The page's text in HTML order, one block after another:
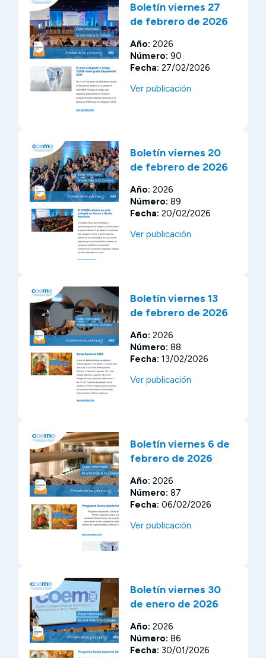
Boletín viernes 27
de febrero de 2026
Año: 2026
Número: 90
Fecha: 27/02/2026
Ver publicación
Boletín viernes 20
de febrero de 2026
Año: 2026
Número: 89
Fecha: 20/02/2026
Ver publicación
Boletín viernes 13
de febrero de 2026
Año: 2026
Número: 88
Fecha: 13/02/2026
Ver publicación
Boletín viernes 6 de
febrero de 2026
Año: 2026
Número: 87
Fecha: 06/02/2026
Ver publicación
Boletín viernes 30
de enero de 2026
Año: 2026
Número: 86
Fecha: 30/01/2026